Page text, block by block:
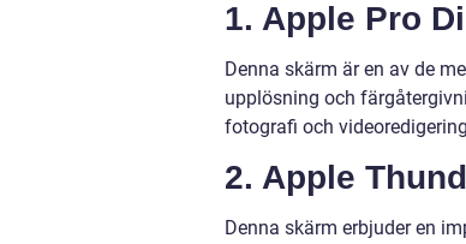
1. Apple Pro
Denna skärm är en av de
upplösning och
fotografi och
2. Apple
Denna skärm erbjuder en